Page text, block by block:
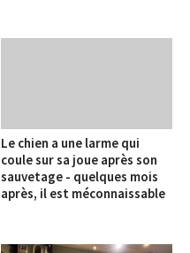
Le chien a une larme qui
coule sur sa joue après son
sauvetage - quelques mois
après, il est méconnaissable